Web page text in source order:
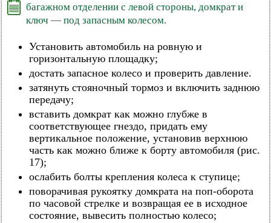
багажном отделении с левой стороны, домкрат и
ключ — под запасным колесом.
Установить автомобиль на ровную и
горизонтальную площадку;
достать запасное колесо и проверить давление.
затянуть стояночный тормоз и включить заднюю
передачу;
вставить домкрат как можно глубже в
соответствующее гнездо, придать ему
вертикальное положение, установив верхнюю
часть как можно ближе к борту автомобиля (рис.
17);
ослабить болты крепления колеса к ступице;
поворачивая рукоятку домкрата на поп-оборота
по часовой стрелке и возвращая ее в исходное
состояние, вывесить полностью колесо;